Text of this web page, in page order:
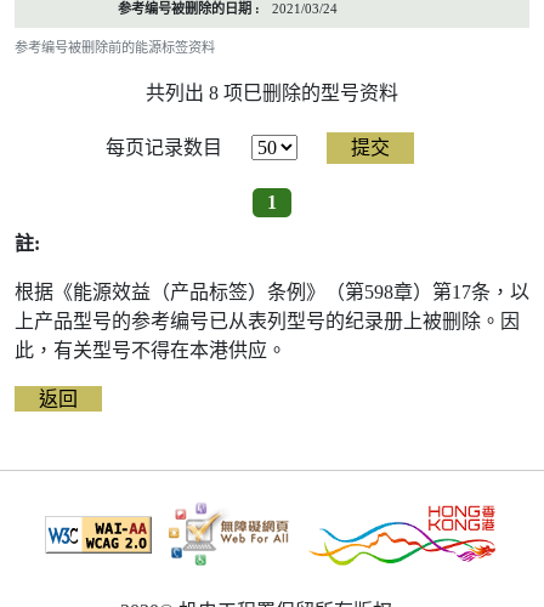
参考编号被删除前的能源标签资料
2021/03/24
共列出 8 项巳删除的型号资料
每页记录数目
1
註:
根据《能源效益（产品标签）条例》（第598章）第17条，以
上产品型号的参考编号已从表列型号的纪录册上被删除。因
此，有关型号不得在本港供应。
返回